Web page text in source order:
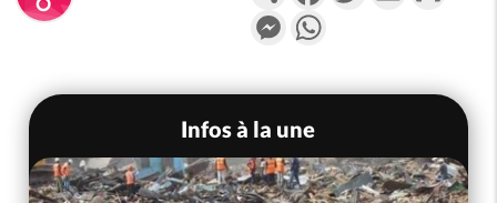
Messenger
Infos à la une